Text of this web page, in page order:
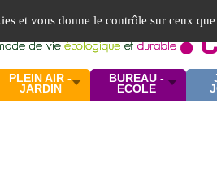
et vous donne le contrôle sur ceux
PLEIN AIR -
JARDIN
BUREAU -
ECOLE